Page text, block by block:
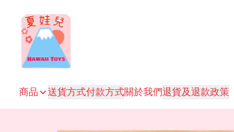
商品 送貨方式付款方式關於我們退貨及退款政策